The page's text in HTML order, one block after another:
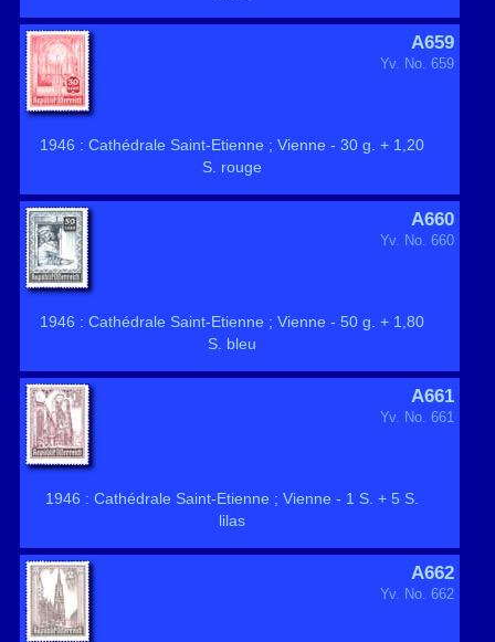
A659
Yv. No. 659
1946 : Cathédrale Saint-Etienne ; Vienne - 30 g. + 1,20
S. rouge
A660
Yv. No. 660
1946 : Cathédrale Saint-Etienne ; Vienne - 50 g. + 1,80
S. bleu
A661
Yv. No. 661
1946 : Cathédrale Saint-Etienne ; Vienne - 1 S. + 5 S.
lilas
A662
Yv. No. 662